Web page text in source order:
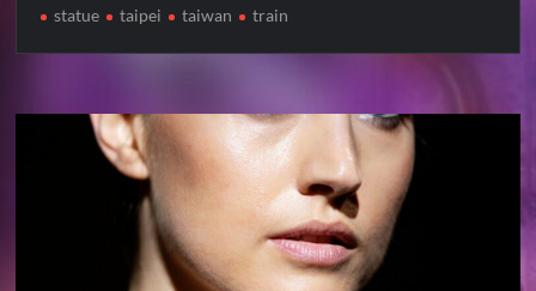
statue
taipei taiwan train